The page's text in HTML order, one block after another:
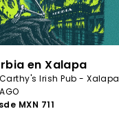
en Xalapa
Irish Pub - Xalapa
MXN 711